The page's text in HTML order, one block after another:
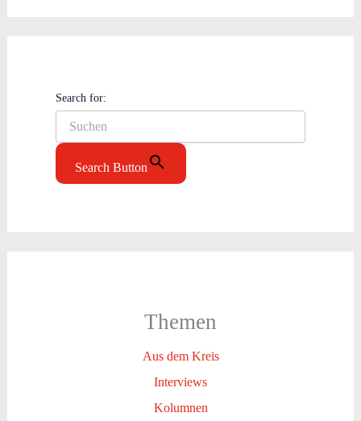
Search for:
Search Button
Themen
Aus dem Kreis
Interviews
Kolumnen